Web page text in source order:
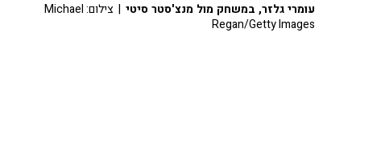
עומרי גלזר, במשחק מול מנצ'סטר סיטי
| צילום: Michael
Regan/Getty Images